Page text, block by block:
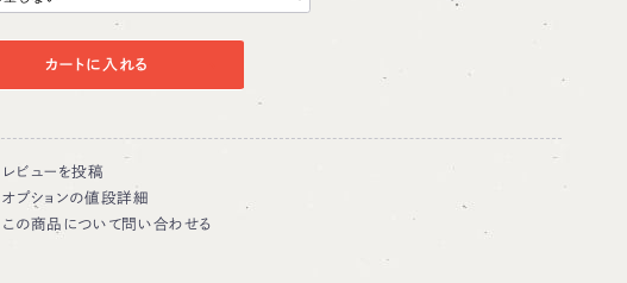
カートに入れる
レビューを投稿
オプションの値段詳細
この商品について問い合わせる